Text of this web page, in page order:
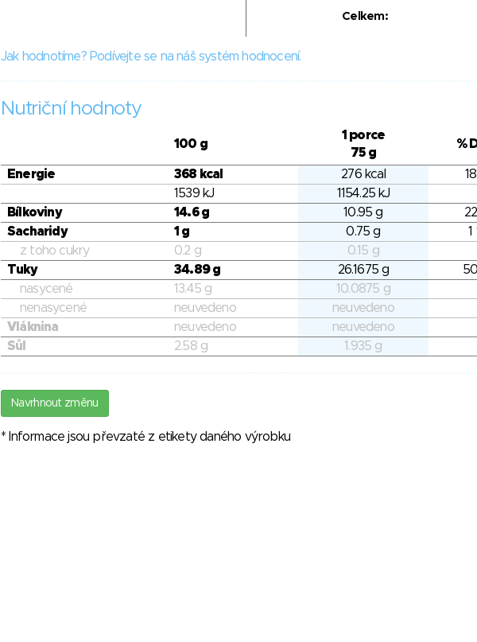
Celkem:
Jak hodnotíme? Podívejte se na náš systém hodnocení.
Nutriční hodnoty
100 g
1 porce
75 g
%
Energie 368 kcal 276 kcal
1539 kJ
1154.25 kJ
Bílkoviny
14.6 g 10.95 g
Sacharidy
1 g 0.75 g
1
z toho cukry
0.2 g
0.15 g
Tuky
34.89 g 26.1675 g
nasycené
13.45 g
10.0875 g
nenasycené
neuvedeno
neuvedeno
Vláknina
neuvedeno
neuvedeno
Sůl
2.58 g 1.935 g
Navrhnout změnu
* Informace jsou převzaté z etikety daného výrobku